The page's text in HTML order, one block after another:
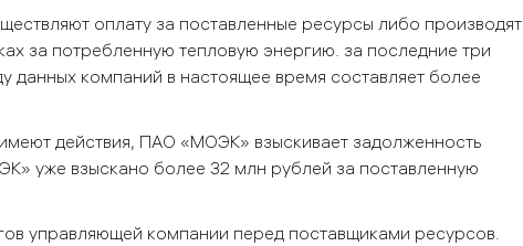
оплату за поставленные ресурсы либо производят
за потребленную тепловую энергию. за последние три
данных компаний в настоящее время составляет более
действия, ПАО «МОЭК» взыскивает задолженность
уже взыскано более 32 млн рублей за поставленную
управляющей компании перед поставщиками ресурсов.